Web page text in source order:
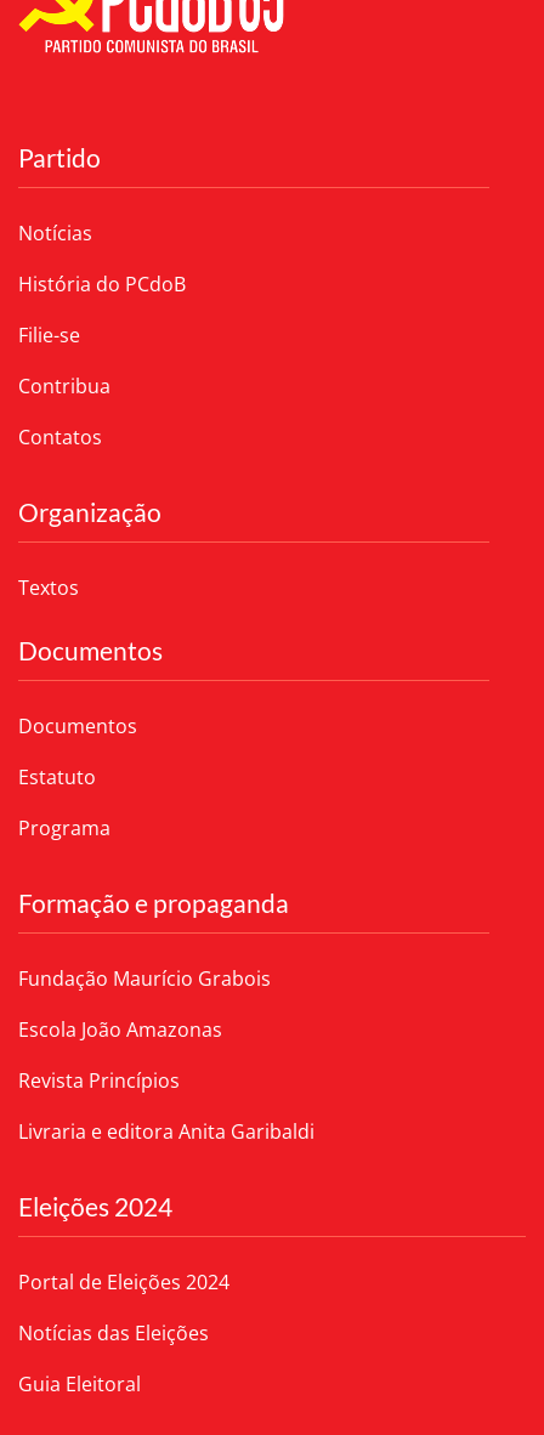
Partido
Notícias
História do PCdoB
Filie-se
Contribua
Contatos
Organização
Textos
Documentos
Documentos
Estatuto
Programa
Formação e propaganda
Fundação Maurício Grabois
Escola João Amazonas
Revista Princípios
Livraria e editora Anita Garibaldi
Eleições 2024
Portal de Eleições 2024
Notícias das Eleições
Guia Eleitoral